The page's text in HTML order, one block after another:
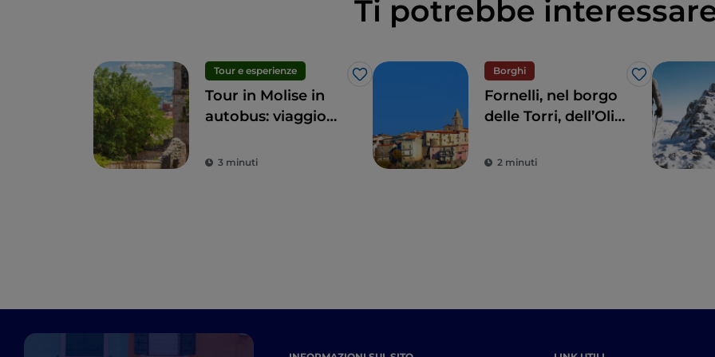
Ti potrebbe
Tour e esperienze
Like
Tour in Molise in
autobus: viaggio
meraviglie della
3 minuti
Borghi
Like
Fornelli, nel borgo
delle Torri, dell’Olio
2 minuti